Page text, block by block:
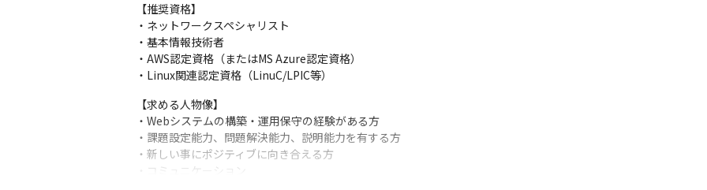
【推奨資格】
・ネットワークスペシャリスト
・基本情報技術者
・AWS認定資格（またはMS Azure認定資格）
・Linux関連認定資格（LinuC/LPIC等）
【求める人物像】
・Webシステムの構築・運用保守の経験がある方
・課題設定能力、問題解決能力、説明能力を有する方
・新しい事にポジティブに向き合える方
・コミュニケーション